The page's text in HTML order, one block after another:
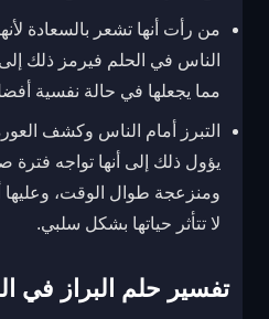
من رأت أنها تشعر بالسعادة
الناس في الحلم فيرمز ذلك
مما يجعلها في حالة نفسية
التبرز أمام الناس وكشف
يؤول ذلك إلى أنها تواجه
ومنزعجة طوال الوقت،
لا تتأثر حياتها بشكل سلبي.
تفسير حلم البراز في